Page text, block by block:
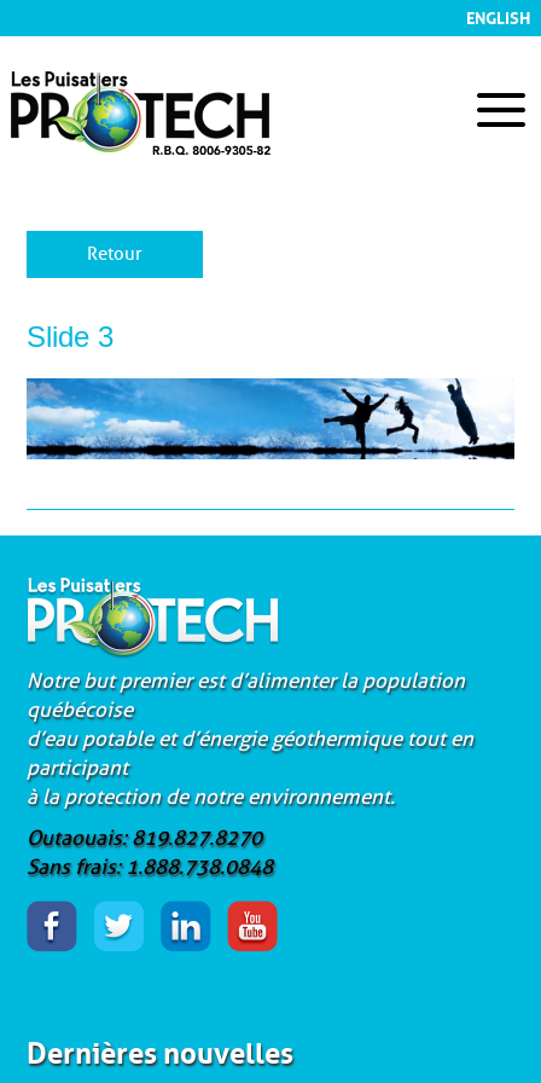
ENGLISH
Retour
Slide 3
Notre but premier est d’alimenter la population
québécoise
d’eau potable et d’énergie géothermique tout en
participant
à la protection de notre environnement.
Outaouais: 819.827.8270
Sans frais: 1.888.738.0848
Dernières nouvelles